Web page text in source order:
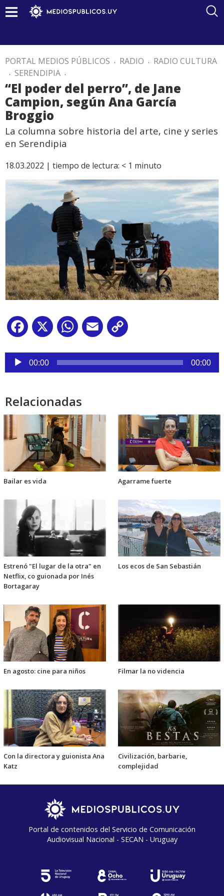
PORTAL MEDIOS PÚBLICOS . RADIO . RADIO CULTURA
. SERENDIPIA .
“El poder del perro”, de Jane
Campion, según Ana García
Broggio
La columna sobre historia del arte, cine y series
en Serendipia
18.03.2022 | tiempo de lectura: < 1 minuto
Facebook
X WhatsApp
Email
Reproductor
audio
00:00 00:00
Relacionadas
Bailar es vida Agarrame fuerte
Estrenó "El lugar de la otra" en
Netflix, co guionada por Inés
Bortagaray
Los ecos de San Sebastián
En agosto: cine para niños Filmar la no videncia
Con la directora y guionista Ana
Katz
Civilización, barbarie,
complejidad
Portal de contenidos del Servicio de Comunicación
Audiovisual Nacional - SECAN - Uruguay